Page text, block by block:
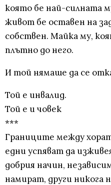
която бе най-силната
живот бе оставен на
собствен. Майка му,
плътно до него.
И той нямаше да се
Той е инвалид.
Той е и човек
***
Границите между
едни успяват да
добрия начин,
намират, други никога